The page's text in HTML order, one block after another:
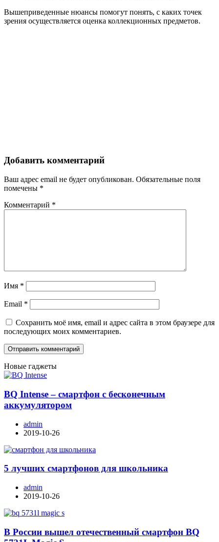
Вышеприведенные нюансы помогут понять, с каких точек
зрения осуществляется оценка коллекционных предметов.
Добавить комментарий
Ваш адрес email не будет опубликован. Обязательные поля
помечены *
Комментарий *
Имя *
Email *
Сохранить моё имя, email и адрес сайта в этом браузере для
последующих моих комментариев.
Новые гаджеты
BQ Intense – смартфон с бесконечным
аккумулятором
admin
2019-10-26
5 лучших смартфонов для школьника
admin
2019-10-26
В России вышел отечественный смартфон BQ